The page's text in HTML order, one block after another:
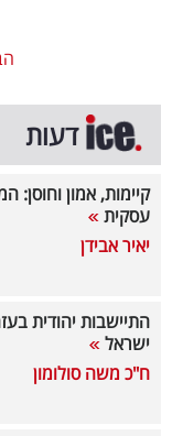
המילון
הכלכלי
פודקאסט
40
דעות
קיימות, אמון
עסקית
יאיר אבידן
התיישבות יהודית
ישראל
ח"כ משה סולומון